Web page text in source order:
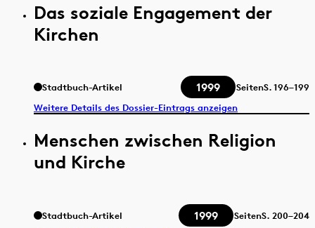
Das soziale Engagement der
Kirchen
Stadtbuch-Artikel 1999 SeitenS.196–199
Weitere Details des Dossier-Eintrags anzeigen
Menschen zwischen Religion
und Kirche
Stadtbuch-Artikel 1999 SeitenS. 200–204